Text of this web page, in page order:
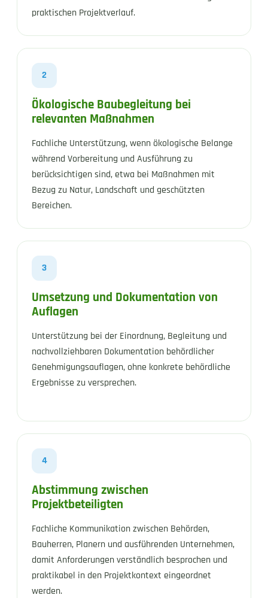
praktischen Projektverlauf.
2
Ökologische Baubegleitung bei
relevanten Maßnahmen
Fachliche Unterstützung, wenn ökologische Belange
während Vorbereitung und Ausführung zu
berücksichtigen sind, etwa bei Maßnahmen mit
Bezug zu Natur, Landschaft und geschützten
Bereichen.
3
Umsetzung und Dokumentation von
Auflagen
Unterstützung bei der Einordnung, Begleitung und
nachvollziehbaren Dokumentation behördlicher
Genehmigungsauflagen, ohne konkrete behördliche
Ergebnisse zu versprechen.
4
Abstimmung zwischen
Projektbeteiligten
Fachliche Kommunikation zwischen Behörden,
Bauherren, Planern und ausführenden Unternehmen,
damit Anforderungen verständlich besprochen und
praktikabel in den Projektkontext eingeordnet
werden.